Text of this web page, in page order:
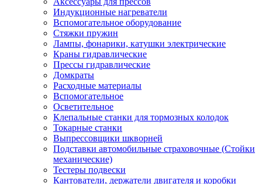
Индукционные нагреватели
Вспомогательное оборудование
Стяжки пружин
Лампы, фонарики, катушки электрические
Краны гидравлические
Прессы гидравлические
Домкраты
Расходные материалы
Вспомогательное
Осветительное
Клепальные станки для тормозных колодок
Токарные станки
Выпрессовщики шкворней
Подставки автомобильные страховочные (Стойки
механические)
Тестеры подвески
Кантователи, держатели двигателя и коробки